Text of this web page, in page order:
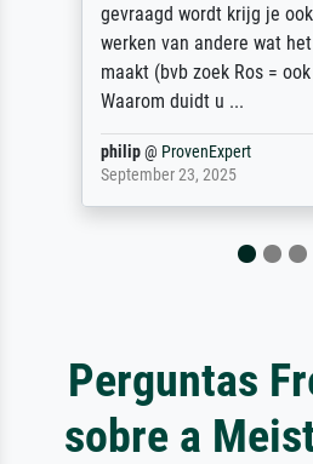
gevraagd wordt krijg je
werken van andere wat
maakt (bvb zoek Ros = ook
Waarom duidt u ...
philip@ProvenExpert
September 23, 2025
Perguntas
sobre a